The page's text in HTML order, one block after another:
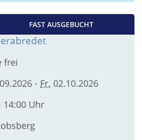
FAST AUSGEBUCHT
frei
- Fr. 02.10.2026
14:00 Uhr